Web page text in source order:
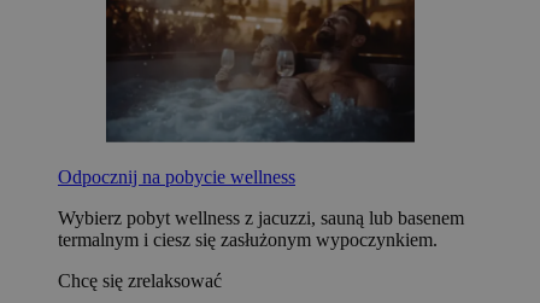
Odpocznij na pobycie wellness
Wybierz pobyt wellness z jacuzzi, sauną lub basenem
termalnym i ciesz się zasłużonym wypoczynkiem.
Chcę się zrelaksować